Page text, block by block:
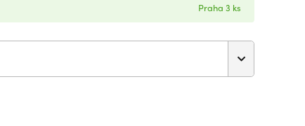
Praha 3 ks